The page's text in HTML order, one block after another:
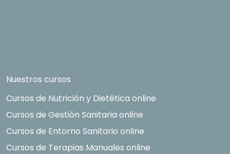
Nuestros cursos
Cursos de Nutrición y Dietética online
Cursos de Gestión Sanitaria online
Cursos de Entorno Sanitario online
Cursos de Terapias Manuales online